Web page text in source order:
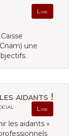
Lire
une
aidants !
Lire
les aidants »